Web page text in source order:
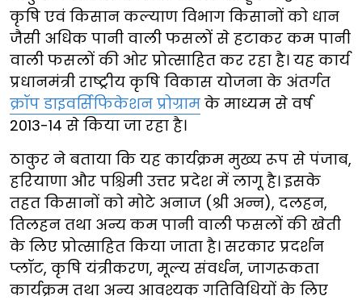
कृषि एवं किसान कल्याण विभाग किसानों को धान
जैसी अधिक पानी वाली फसलों से हटाकर कम पानी
वाली फसलों की ओर प्रोत्साहित कर रहा है। यह कार्य
प्रधानमंत्री राष्ट्रीय कृषि विकास योजना के अंतर्गत
क्रॉप डाइवर्सिफिकेशन प्रोग्राम के माध्यम से वर्ष
2013-14 से किया जा रहा है।
ठाकुर ने बताया कि यह कार्यक्रम मुख्य रूप से पंजाब,
हरियाणा और पश्चिमी उत्तर प्रदेश में लागू है। इसके
तहत किसानों को मोटे अनाज (श्री अन्न), दलहन,
तिलहन तथा अन्य कम पानी वाली फसलों की खेती
के लिए प्रोत्साहित किया जाता है। सरकार प्रदर्शन
प्लॉट, कृषि यंत्रीकरण, मूल्य संवर्धन, जागरूकता
कार्यक्रम तथा अन्य आवश्यक गतिविधियों के लिए